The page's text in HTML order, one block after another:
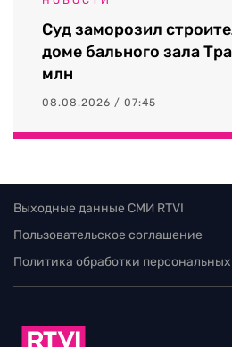
Суд заморозил
доме бального зала
млн
08.08.2026 / 07:45
Выходные данные СМИ RTVI
Пользовательское соглашение
Политика обработки